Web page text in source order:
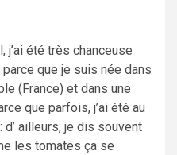
j’ai été très chanceuse
que je suis née dans
(France) et dans une
que parfois, j’ai été au
d’ ailleurs, je dis souvent
les tomates ça se